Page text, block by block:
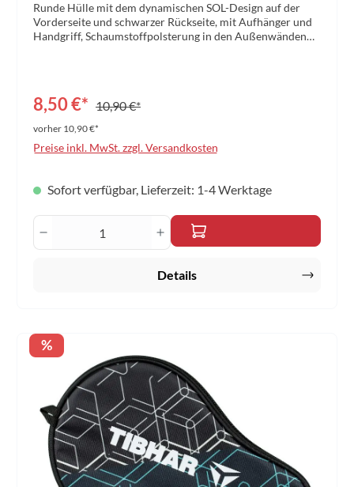
Runde Hülle mit dem dynamischen SOL-Design auf der
Vorderseite und schwarzer Rückseite, mit Aufhänger und
Handgriff, Schaumstoffpolsterung in den Außenwänden
8,50 €* 10,90 €*
vorher 10,90 €*
Preise inkl. MwSt. zzgl. Versandkosten
Sofort verfügbar, Lieferzeit: 1-4 Werktage
Produkt Anzahl: Gib den gewünschten
Details
Rabatt
%